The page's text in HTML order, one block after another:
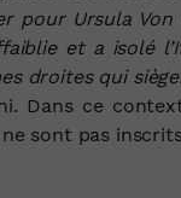
pour Ursula
et a isolé
droites qui
Dans ce
sont pas